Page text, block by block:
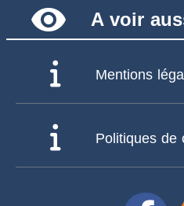
remove_red_eye A voir
Mentions
Politiques de